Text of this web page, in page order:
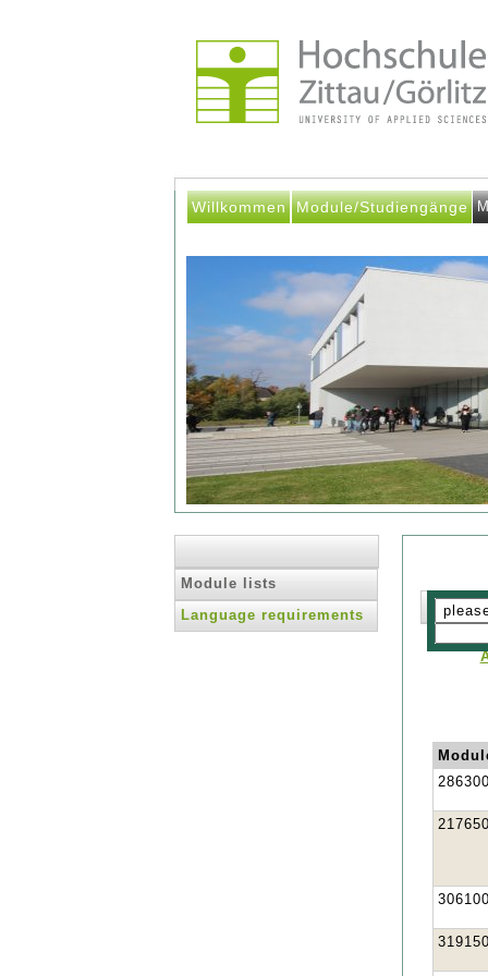
Willkommen Module/Studiengänge
Module lists
Language requirements